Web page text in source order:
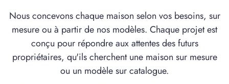
1 OFFRE MAISON ET TERRAIN
àUlly-Saint-Georges(60730)
2 OFFRES MAISON ET TERRAIN
à Verneuil-en-Halatte (60550)
Nous concevons chaque maison selon vos besoins, sur
mesure ou à partir de nos modèles. Chaque projet est
conçu pour répondre aux attentes des futurs
propriétaires, qu'ils cherchent une maison sur mesure
ou un modèle sur catalogue.